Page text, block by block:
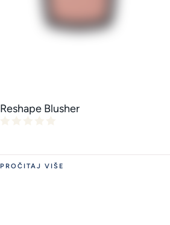
Reshape Blusher
PROČITAJ VIŠE